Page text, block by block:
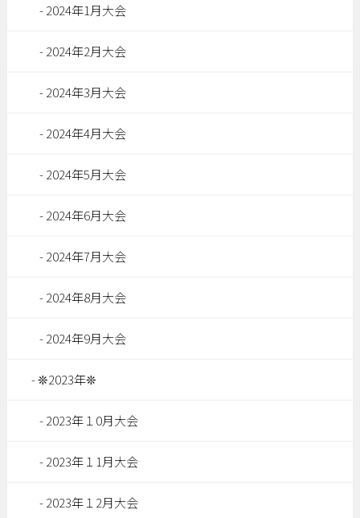
2024年1月大会
2024年2月大会
2024年3月大会
2024年4月大会
2024年5月大会
2024年6月大会
2024年7月大会
2024年8月大会
2024年9月大会
❊2023年❊
2023年１0月大会
2023年１1月大会
2023年１2月大会